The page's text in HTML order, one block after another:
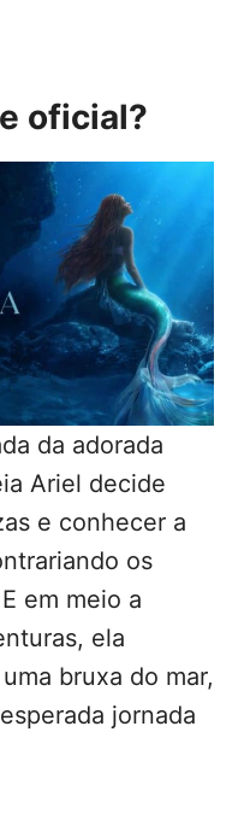
oficial?
da adorada
Ariel decide
e conhecer a
os
em meio a
ela
bruxa do mar,
jornada